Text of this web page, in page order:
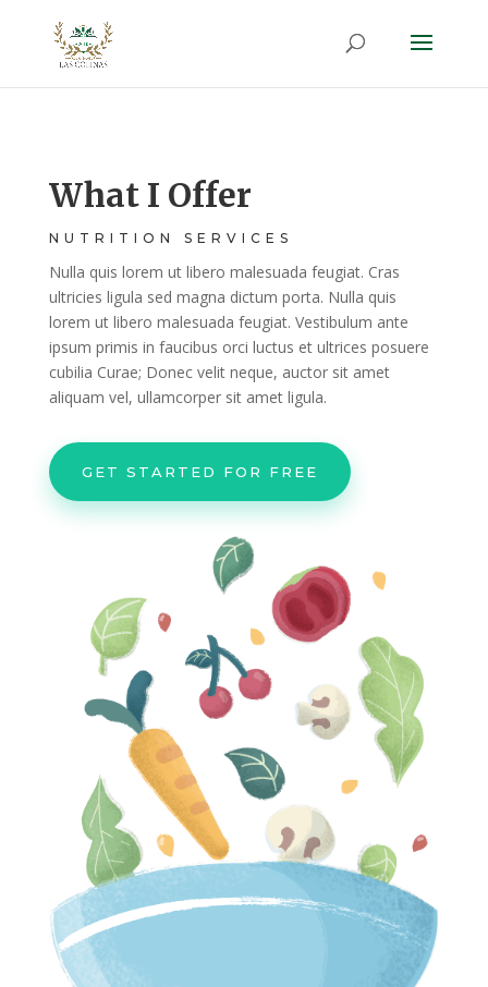
What I Offer
NUTRITION SERVICES
Nulla quis lorem ut libero malesuada feugiat. Cras
ultricies ligula sed magna dictum porta. Nulla quis
lorem ut libero malesuada feugiat. Vestibulum ante
ipsum primis in faucibus orci luctus et ultrices posuere
cubilia Curae; Donec velit neque, auctor sit amet
aliquam vel, ullamcorper sit amet ligula.
GET STARTED FOR FREE